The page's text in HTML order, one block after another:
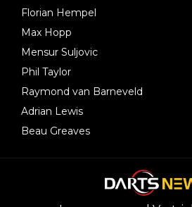
Florian Hempel
Max Hopp
Mensur Suljovic
Phil Taylor
Raymond van Barneveld
Adrian Lewis
Beau Greaves